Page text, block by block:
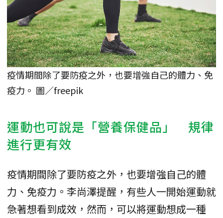
疫情期間除了要防疫之外，也要增強自己的體力、免
疫力。 圖／freepik
運動也可說是「營養保健品」 規律
進行更有效
疫情期間除了要防疫之外，也要增強自己的體
力、免疫力。李尚澤提醒，有些人一開始運動就
急著想看到成效，然而，可以將運動想成一種